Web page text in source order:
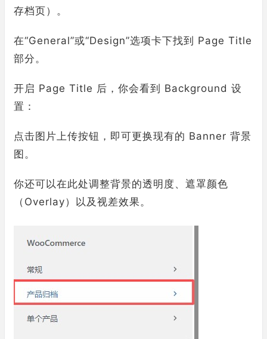
存档页）。
在“General”或“Design”选项卡下找到 Page Title
部分。
开启 Page Title 后，你会看到 Background 设
置：
点击图片上传按钮，即可更换现有的 Banner 背景
图。
你还可以在此处调整背景的透明度、遮罩颜色
（Overlay）以及视差效果。